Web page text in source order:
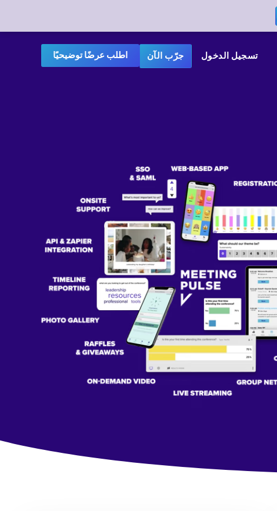
تسجيل الدخول جرّب الآن اطلب عرضًا توضيحيًا